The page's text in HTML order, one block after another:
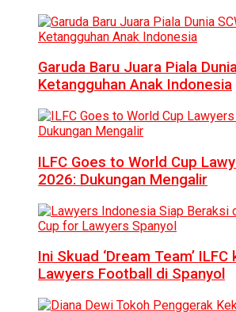
Garuda Baru Juara Piala
Ketangguhan Anak Indonesia
ILFC Goes to World Cup
2026: Dukungan Mengalir
Ini Skuad ‘Dream Team’
Lawyers Football di Spanyol